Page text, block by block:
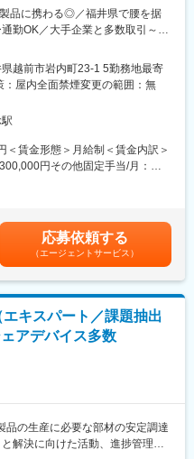
門/仕入先等への出張あり（数回/
端商品の開発に関わることがで
程を主としながら、商品開発初
体をスルーで見て、モノづくり
備の量産化まで関わることがで
味わえる。
の電子部品の生産および精密機
う「株式会社鯖江村田製作所」
目2－82
品に携わる◎／福井県で腰を据
勤OK／大手企業と多数取引～
お任せいたします。
工作業
）の溶接作業全般
も丁寧に指導いたします。
がある方
応え、オーダーメイドで製品を
可能です。
日に増えました！
いただきますが、ご希望に応じ
越前市岩内町23-1 5勤務地最寄
屋内全面禁煙変更の範囲：無
＜賃金形態＞月給制＜賃金内訳＞
円その他固定手当/月：
目安の金額であり、選考を通じ
給(月額)は固定手当を含めた表記
応募依頼する
（エージェントサービス）
エキスパート／課題抽出
アデバイス多数
品の生産に必要な部材の安定調達
解決に向けた活動、進捗管理を